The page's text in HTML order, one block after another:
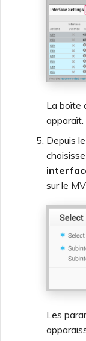
La boîte
apparaît.
Depuis
sur le
Les